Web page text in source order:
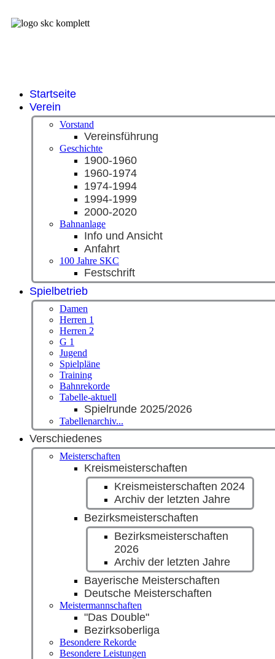
Startseite
Verein
Vorstand
Vereinsführung
Geschichte
1900-1960
1960-1974
1974-1994
1994-1999
2000-2020
Bahnanlage
Info und Ansicht
Anfahrt
100 Jahre SKC
Festschrift
Spielbetrieb
Damen
Herren 1
Herren 2
G 1
Jugend
Spielpläne
Training
Bahnrekorde
Tabelle-aktuell
Spielrunde 2025/2026
Tabellenarchiv...
Verschiedenes
Meisterschaften
Kreismeisterschaften
Kreismeisterschaften 2024
Archiv der letzten Jahre
Bezirksmeisterschaften
Bezirksmeisterschaften
2026
Archiv der letzten Jahre
Bayerische Meisterschaften
Deutsche Meisterschaften
Meistermannschaften
"Das Double"
Bezirksoberliga
Besondere Rekorde
Besondere Leistungen